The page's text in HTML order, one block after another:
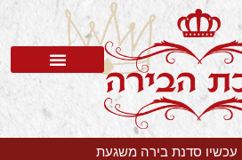
עכשיו סדנת בירה משגעת